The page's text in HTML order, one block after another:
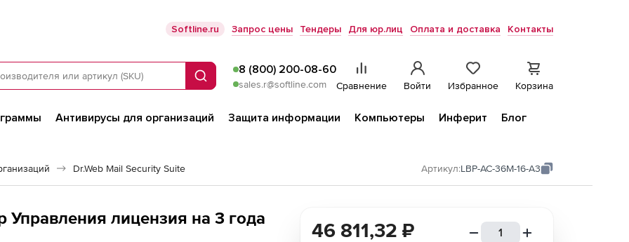
Softline.ru Запрос цены Тендеры Для юр.лиц Оплата и доставка Контакты
Поиск
8 (800) 200-08-60
sales.r@softline.com Сравнение Войти Избранное Корзина
Антивирусы для организаций Защита информации Компьютеры Инферит
Блог
Dr.Web Mail Security Suite Артикул:LBP-AC-36M-16-A3
Управления лицензия на 3 года
46 811,32 ₽